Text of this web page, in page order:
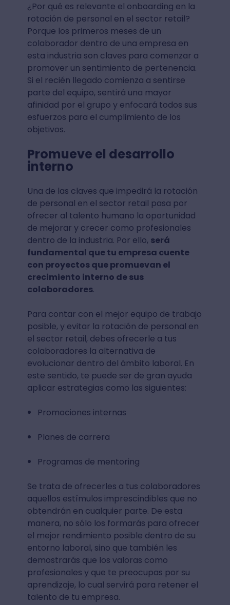
¿Por qué es relevante el onboarding en la
rotación de personal en el sector retail?
Porque los primeros meses de un
colaborador dentro de una empresa en
esta industria son claves para comenzar a
promover un sentimiento de pertenencia.
Si el recién llegado comienza a sentirse
parte del equipo, sentirá una mayor
afinidad por el grupo y enfocará todos sus
esfuerzos para el cumplimiento de los
objetivos.
Promueve el desarrollo
interno
Una de las claves que impedirá la rotación
de personal en el sector retail pasa por
ofrecer al talento humano la oportunidad
de mejorar y crecer como profesionales
dentro de la industria. Por ello, será
fundamental que tu empresa cuente
con proyectos que promuevan el
crecimiento interno de sus
colaboradores.
Para contar con el mejor equipo de trabajo
posible, y evitar la rotación de personal en
el sector retail, debes ofrecerle a tus
colaboradores la alternativa de
evolucionar dentro del ámbito laboral. En
este sentido, te puede ser de gran ayuda
aplicar estrategias como las siguientes:
Promociones internas
Planes de carrera
Programas de mentoring
Se trata de ofrecerles a tus colaboradores
aquellos estímulos imprescindibles que no
obtendrán en cualquier parte. De esta
manera, no sólo los formarás para ofrecer
el mejor rendimiento posible dentro de su
entorno laboral, sino que también les
demostrarás que los valoras como
profesionales y que te preocupas por su
aprendizaje, lo cual servirá para retener el
talento de tu empresa.